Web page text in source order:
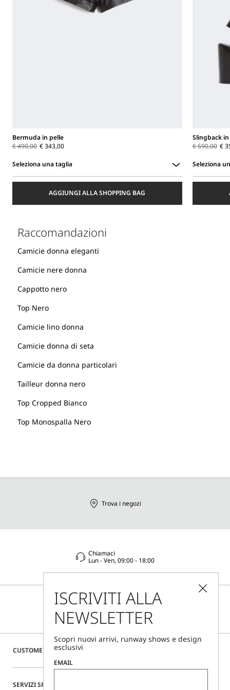
Bermuda in pelle
€ 490,00 € 343,00
Seleziona una taglia
AGGIUNGI ALLA SHOPPING BAG
Slingback
€ 590,00 €
Seleziona
Raccomandazioni
Camicie donna eleganti
Camicie nere donna
Cappotto nero
Top Nero
Camicie lino donna
Camicie donna di seta
Camicie da donna particolari
Tailleur donna nero
Top Cropped Bianco
Top Monospalla Nero
CUSTOMER CARE
SERVIZI SPECIALI
Trova i negozi
Chiamaci
Lun - Ven, 09:00 - 18:00
ISCRIVITI ALLA
NEWSLETTER
Scopri nuovi arrivi, runway shows e design
esclusivi
EMAIL